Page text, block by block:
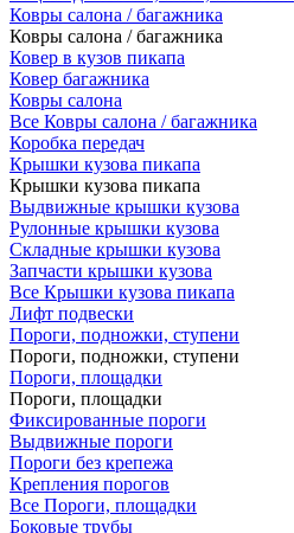
Ковры салона / багажника
Ковры салона / багажника
Ковер в кузов пикапа
Ковер багажника
Ковры салона
Все Ковры салона / багажника
Коробка передач
Крышки кузова пикапа
Крышки кузова пикапа
Выдвижные крышки кузова
Рулонные крышки кузова
Складные крышки кузова
Запчасти крышки кузова
Все Крышки кузова пикапа
Лифт подвески
Пороги, подножки, ступени
Пороги, подножки, ступени
Пороги, площадки
Пороги, площадки
Фиксированные пороги
Выдвижные пороги
Пороги без крепежа
Крепления порогов
Все Пороги, площадки
Боковые трубы